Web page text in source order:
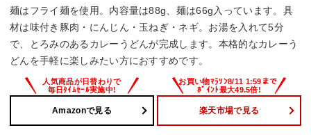
麺はフライ麺を使用。内容量は88g、麺は66g入っています。具
材は味付き豚肉・にんじん・玉ねぎ・ネギ。お湯を入れて5分
で、とろみのあるカレーうどんが完成します。本格的なカレーう
どんを手軽に楽しみたい方におすすめです。
Amazonで見る 楽天市場で見る